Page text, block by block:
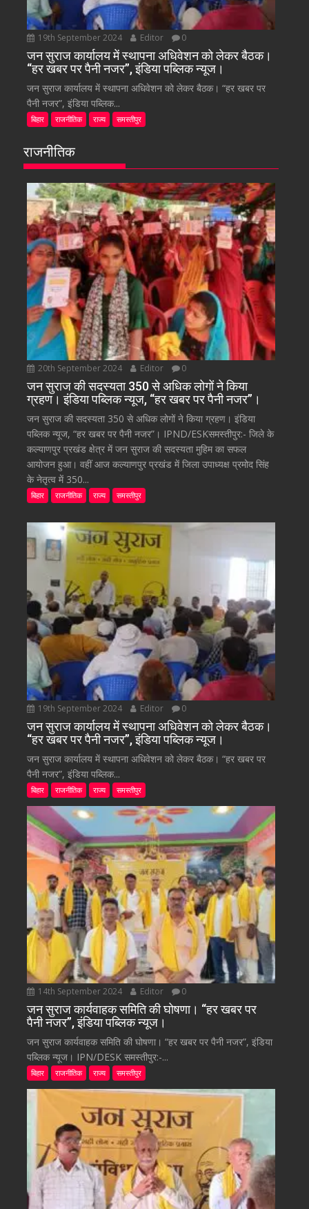
19th September 2024 Editor 0
जन सुराज कार्यालय में स्थापना अधिवेशन को लेकर बैठक।
“हर खबर पर पैनी नजर”, इंडिया पब्लिक न्यूज।
जन सुराज कार्यालय में स्थापना अधिवेशन को लेकर बैठक। “हर खबर पर
पैनी नजर”, इंडिया पब्लिक...
बिहार राजनीतिक राज्य समस्तीपुर
राजनीतिक
20th September 2024 Editor 0
जन सुराज की सदस्यता 350 से अधिक लोगों ने किया
ग्रहण। इंडिया पब्लिक न्यूज, “हर खबर पर पैनी नजर”।
जन सुराज की सदस्यता 350 से अधिक लोगों ने किया ग्रहण। इंडिया
पब्लिक न्यूज, “हर खबर पर पैनी नजर”। IPND/ESKसमस्तीपुर:- जिले के
कल्याणपुर प्रखंड क्षेत्र में जन सुराज की सदस्यता मुहिम का सफल
आयोजन हुआ। वहीं आज कल्याणपुर प्रखंड में जिला उपाध्यक्ष प्रमोद सिंह
के नेतृत्व में 350...
बिहार राजनीतिक राज्य समस्तीपुर
19th September 2024 Editor 0
जन सुराज कार्यालय में स्थापना अधिवेशन को लेकर बैठक।
“हर खबर पर पैनी नजर”, इंडिया पब्लिक न्यूज।
जन सुराज कार्यालय में स्थापना अधिवेशन को लेकर बैठक। “हर खबर पर
पैनी नजर”, इंडिया पब्लिक...
बिहार राजनीतिक राज्य समस्तीपुर
14th September 2024 Editor 0
जन सुराज कार्यवाहक समिति की घोषणा। “हर खबर पर
पैनी नजर”, इंडिया पब्लिक न्यूज।
जन सुराज कार्यवाहक समिति की घोषणा। “हर खबर पर पैनी नजर”, इंडिया
पब्लिक न्यूज। IPN/DESK समस्तीपुर:-...
बिहार राजनीतिक राज्य समस्तीपुर